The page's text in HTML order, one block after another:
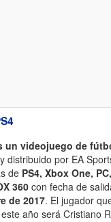
un videojuego de
distribuido por EA
de PS4, Xbox One,
360con fecha de
de 2017. El jugador
año será Cristiano